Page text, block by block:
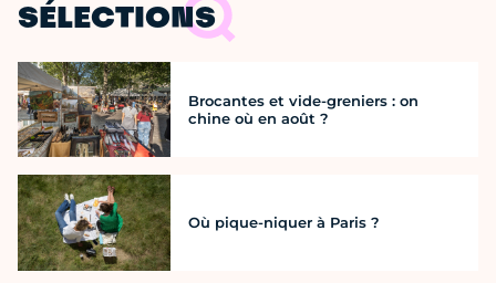
SÉLECTIONS
Brocantes et vide-greniers : on
chine où en août ?
Où pique-niquer à Paris ?